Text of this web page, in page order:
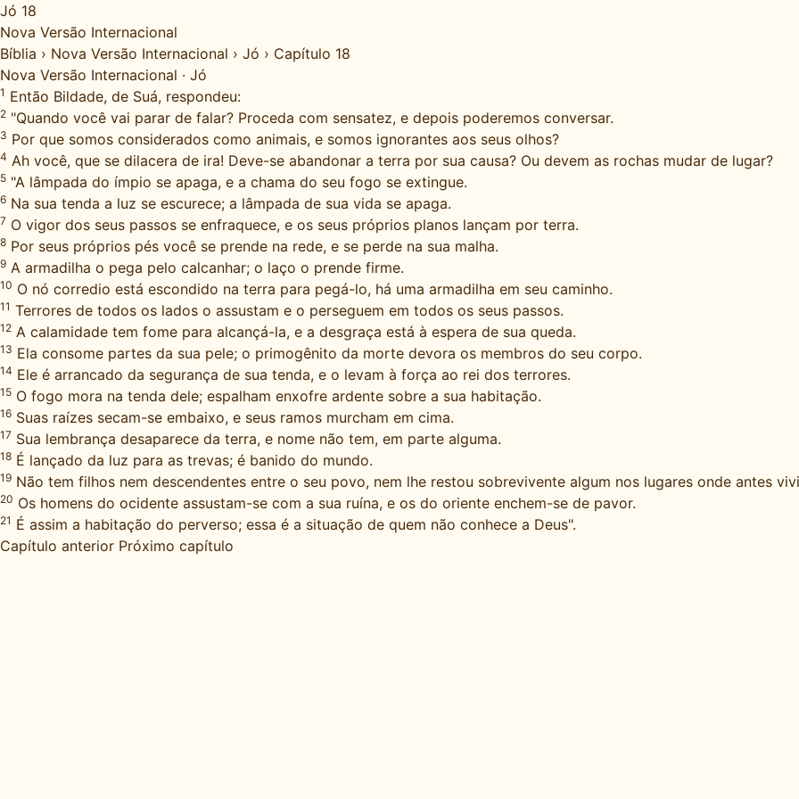
Jó 18
Nova Versão Internacional
Bíblia › Nova Versão Internacional › Jó › Capítulo 18
Nova Versão Internacional · Jó
1 Então Bildade, de Suá, respondeu:
2 "Quando você vai parar de falar? Proceda com sensatez, e depois poderemos conversar.
3 Por que somos considerados como animais, e somos ignorantes aos seus olhos?
4 Ah você, que se dilacera de ira! Deve-se abandonar a terra por sua causa? Ou devem as rochas mudar de lugar?
5 "A lâmpada do ímpio se apaga, e a chama do seu fogo se extingue.
6 Na sua tenda a luz se escurece; a lâmpada de sua vida se apaga.
7 O vigor dos seus passos se enfraquece, e os seus próprios planos lançam por terra.
8 Por seus próprios pés você se prende na rede, e se perde na sua malha.
9 A armadilha o pega pelo calcanhar; o laço o prende firme.
10 O nó corredio está escondido na terra para pegá-lo, há uma armadilha em seu caminho.
11 Terrores de todos os lados o assustam e o perseguem em todos os seus passos.
12 A calamidade tem fome para alcançá-la, e a desgraça está à espera de sua queda.
13 Ela consome partes da sua pele; o primogênito da morte devora os membros do seu corpo.
14 Ele é arrancado da segurança de sua tenda, e o levam à força ao rei dos terrores.
15 O fogo mora na tenda dele; espalham enxofre ardente sobre a sua habitação.
16 Suas raízes secam-se embaixo, e seus ramos murcham em cima.
17 Sua lembrança desaparece da terra, e nome não tem, em parte alguma.
18 É lançado da luz para as trevas; é banido do mundo.
19 Não tem filhos nem descendentes entre o seu povo, nem lhe restou sobrevivente algum nos lugares onde antes
20 Os homens do ocidente assustam-se com a sua ruína, e os do oriente enchem-se de pavor.
21 É assim a habitação do perverso; essa é a situação de quem não conhece a Deus".
Capítulo anterior Próximo capítulo